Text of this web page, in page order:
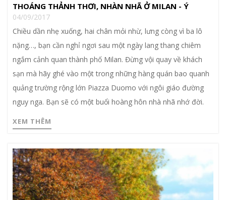
THOÁNG THẢNH THƠI, NHÀN NHÃ Ở MILAN - Ý
04/09/2017
Chiều dần nhẹ xuống, hai chân mỏi nhừ, lưng còng vì ba lô
nặng…, bạn cần nghỉ ngơi sau một ngày lang thang chiêm
ngắm cảnh quan thành phố Milan. Đừng vội quay về khách
sạn mà hãy ghé vào một trong những hàng quán bao quanh
quảng trường rộng lớn Piazza Duomo với ngôi giáo đường
nguy nga. Bạn sẽ có một buổi hoàng hôn nhà nhã nhớ đời.
XEM THÊM